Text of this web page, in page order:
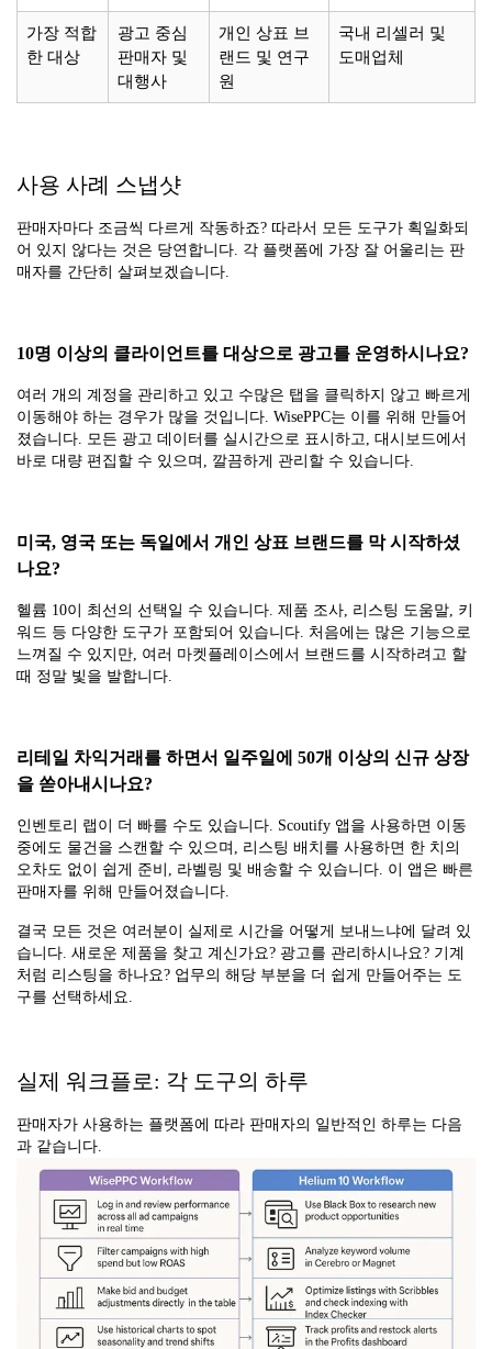
가장 적합
한 대상
광고 중심
판매자 및
대행사
개인 상표 브
랜드 및 연구
원
국내 리셀러 및
도매업체
사용 사례 스냅샷
판매자마다 조금씩 다르게 작동하죠? 따라서 모든 도구가 획일화되
어 있지 않다는 것은 당연합니다. 각 플랫폼에 가장 잘 어울리는 판
매자를 간단히 살펴보겠습니다.
10명 이상의 클라이언트를 대상으로 광고를 운영하시나요?
여러 개의 계정을 관리하고 있고 수많은 탭을 클릭하지 않고 빠르게
이동해야 하는 경우가 많을 것입니다. WisePPC는 이를 위해 만들어
졌습니다. 모든 광고 데이터를 실시간으로 표시하고, 대시보드에서
바로 대량 편집할 수 있으며, 깔끔하게 관리할 수 있습니다.
미국, 영국 또는 독일에서 개인 상표 브랜드를 막 시작하셨
나요?
헬륨 10이 최선의 선택일 수 있습니다. 제품 조사, 리스팅 도움말, 키
워드 등 다양한 도구가 포함되어 있습니다. 처음에는 많은 기능으로
느껴질 수 있지만, 여러 마켓플레이스에서 브랜드를 시작하려고 할
때 정말 빛을 발합니다.
리테일 차익거래를 하면서 일주일에 50개 이상의 신규 상장
을 쏟아내시나요?
인벤토리 랩이 더 빠를 수도 있습니다. Scoutify 앱을 사용하면 이동
중에도 물건을 스캔할 수 있으며, 리스팅 배치를 사용하면 한 치의
오차도 없이 쉽게 준비, 라벨링 및 배송할 수 있습니다. 이 앱은 빠른
판매자를 위해 만들어졌습니다.
결국 모든 것은 여러분이 실제로 시간을 어떻게 보내느냐에 달려 있
습니다. 새로운 제품을 찾고 계신가요? 광고를 관리하시나요? 기계
처럼 리스팅을 하나요? 업무의 해당 부분을 더 쉽게 만들어주는 도
구를 선택하세요.
실제 워크플로: 각 도구의 하루
판매자가 사용하는 플랫폼에 따라 판매자의 일반적인 하루는 다음
과 같습니다.